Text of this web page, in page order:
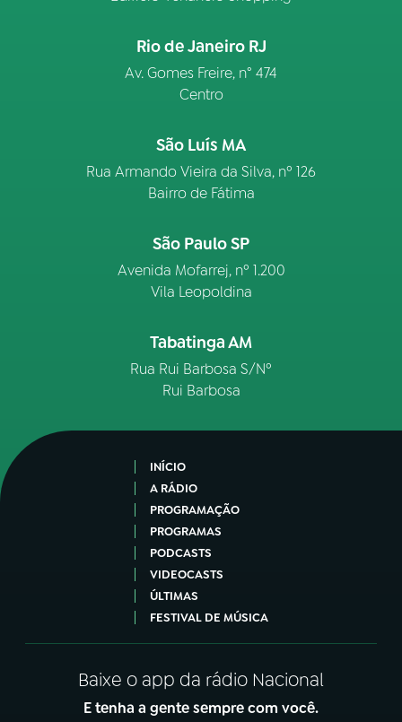
Rio de Janeiro RJ
Av. Gomes Freire, n° 474
Centro
São Luís MA
Rua Armando Vieira da Silva, nº 126
Bairro de Fátima
São Paulo SP
Avenida Mofarrej, nº 1.200
Vila Leopoldina
Tabatinga AM
Rua Rui Barbosa S/Nº
Rui Barbosa
INÍCIO
A RÁDIO
PROGRAMAÇÃO
PROGRAMAS
PODCASTS
VIDEOCASTS
ÚLTIMAS
FESTIVAL DE MÚSICA
Baixe o app da rádio Nacional
E tenha a gente sempre com você.